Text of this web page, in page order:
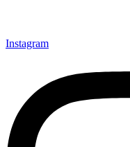
Instagram